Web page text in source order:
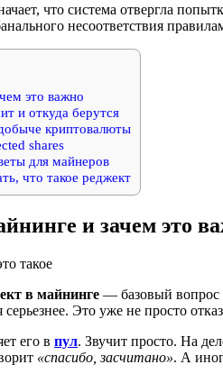
что система отвергла
несоответствия
это важно
и откуда берутся
криптовалюты
shares
для майнеров
что такое реджект
и зачем это
в майнинге — базовый вопрос
Это уже не просто
его в пул. Звучит просто. На
«спасибо, засчитано». А